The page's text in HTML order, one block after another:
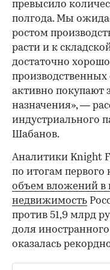
00:00 /
превысило
полгода. Мы
ростом
расти и к
достаточно хорошо
производственных
активно
назначения», —
индустриального
Шабанов.
Аналитики Knight
по итогам первого
объем вложений в
недвижимость
против 51,9 млрд
доля
оказалась